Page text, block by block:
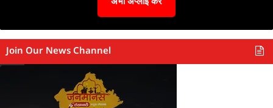
Join Our News Channel